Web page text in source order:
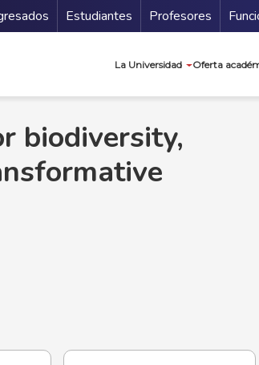
Estudiantes Profesores
La Universidad Oferta
biodiversity,